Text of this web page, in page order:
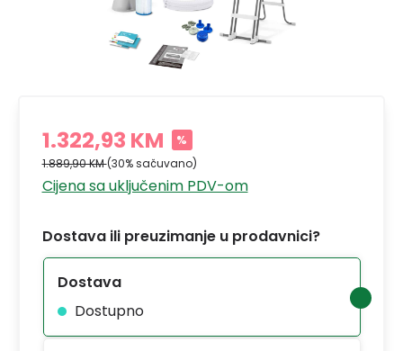
1.322,93 KM %
1.889,90 KM(30% sačuvano)
Cijena sa uključenim PDV-om
Dostava ili preuzimanje u prodavnici?
Dostava
Dostupno